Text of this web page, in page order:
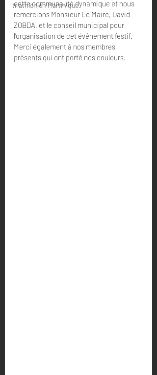
triathlon en Martinique
cette communauté dynamique et nous
remercions Monsieur Le Maire, David
ZOBDA, et le conseil municipal pour
l’organisation de cet événement festif.
Merci également à nos membres
présents qui ont porté nos couleurs.